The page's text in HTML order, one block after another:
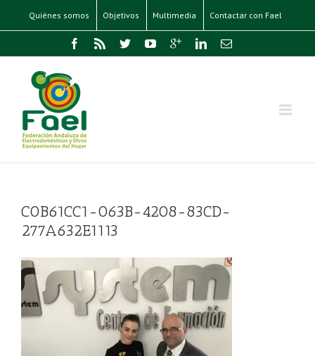
Quiénes somos Objetivos Multimedia Contactar con Fael
C0B61CC1-063B-4208-83CD-
277A632E1113